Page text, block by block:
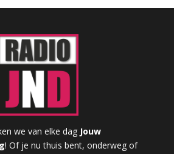
we van elke dag Jouw
! Of je nu thuis bent, onderweg of